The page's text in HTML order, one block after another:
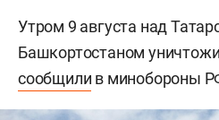
Утром 9 августа над
Башкортостаном
сообщили в минобороны